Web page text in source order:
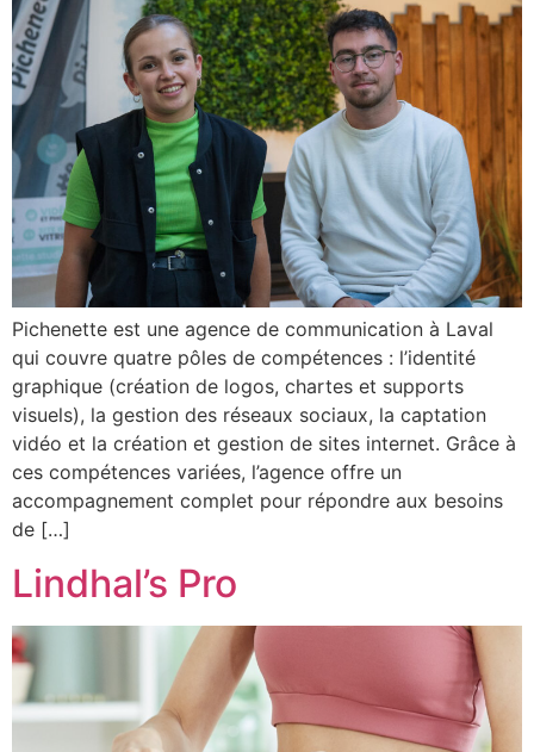
Pichenette est une agence de communication à Laval
qui couvre quatre pôles de compétences : l’identité
graphique (création de logos, chartes et supports
visuels), la gestion des réseaux sociaux, la captation
vidéo et la création et gestion de sites internet. Grâce à
ces compétences variées, l’agence offre un
accompagnement complet pour répondre aux besoins
de […]
Lindhal’s Pro